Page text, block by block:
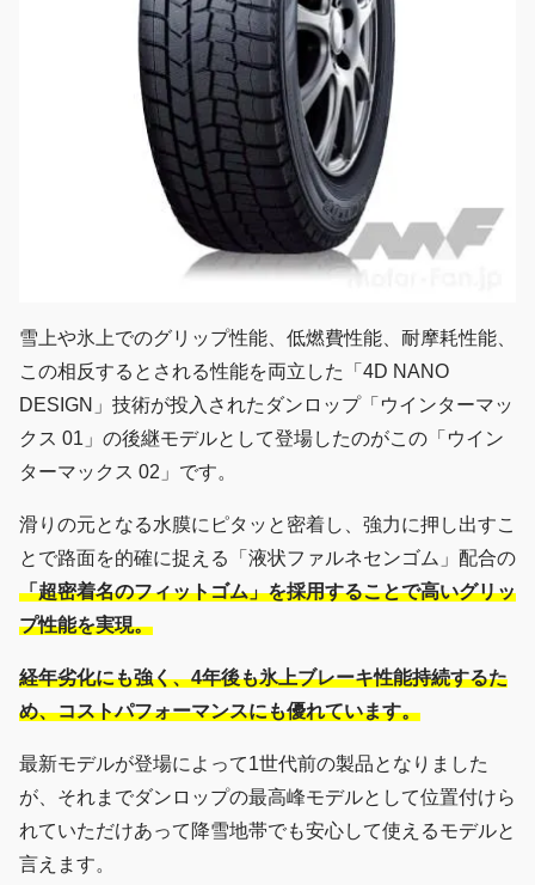
雪上や氷上でのグリップ性能、低燃費性能、耐摩耗性能、
この相反するとされる性能を両立した「4D NANO
DESIGN」技術が投入されたダンロップ「ウインターマッ
クス 01」の後継モデルとして登場したのがこの「ウイン
ターマックス 02」です。
滑りの元となる水膜にピタッと密着し、強力に押し出すこ
とで路面を的確に捉える「液状ファルネセンゴム」配合の
「超密着名のフィットゴム」を採用することで高いグリッ
プ性能を実現。
経年劣化にも強く、4年後も氷上ブレーキ性能持続するた
め、コストパフォーマンスにも優れています。
最新モデルが登場によって1世代前の製品となりました
が、それまでダンロップの最高峰モデルとして位置付けら
れていただけあって降雪地帯でも安心して使えるモデルと
言えます。